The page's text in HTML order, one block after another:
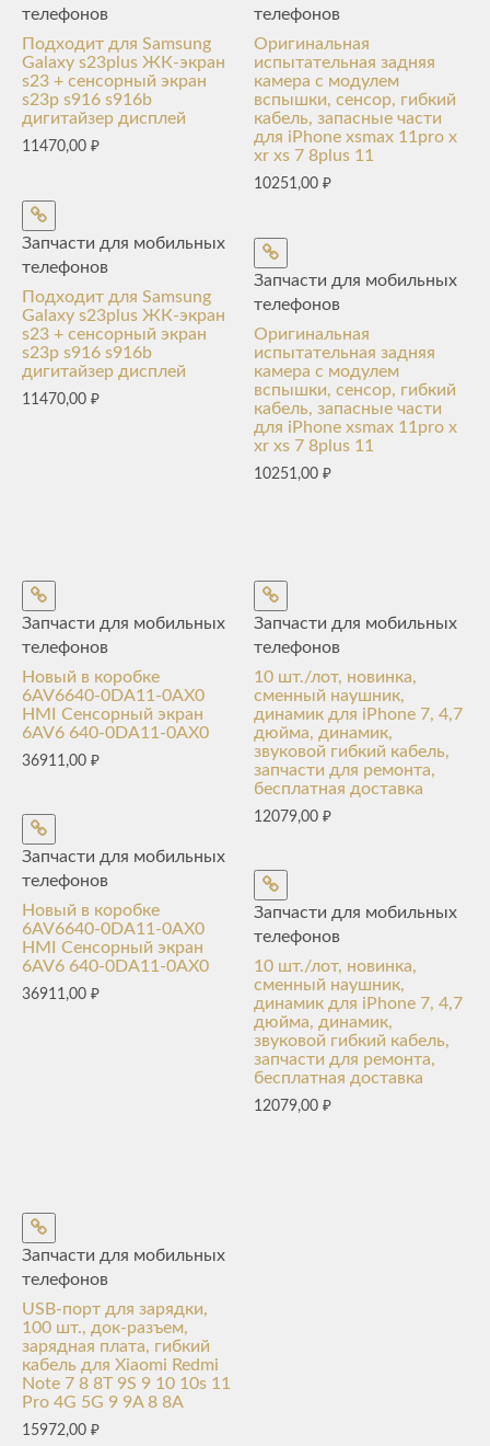
телефонов
Подходит для Samsung
Galaxy s23plus ЖК-экран
s23 + сенсорный экран
s23p s916 s916b
дигитайзер дисплей
11470,00 ₽
Запчасти для мобильных
телефонов
Подходит для Samsung
Galaxy s23plus ЖК-экран
s23 + сенсорный экран
s23p s916 s916b
дигитайзер дисплей
11470,00 ₽
телефонов
Оригинальная
испытательная задняя
камера с модулем
вспышки, сенсор, гибкий
кабель, запасные части
для iPhone xsmax 11pro x
xr xs 7 8plus 11
10251,00₽
Запчасти для мобильных
телефонов
Оригинальная
испытательная задняя
камера с модулем
вспышки, сенсор, гибкий
кабель, запасные части
для iPhone xsmax 11pro x
xr xs 7 8plus 11
10251,00₽
Запчасти для мобильных
телефонов
Новый в коробке
6AV6640-0DA11-0AX0
HMI Сенсорный экран
6AV6 640-0DA11-0AX0
36911,00 ₽
Запчасти для мобильных
телефонов
Новый в коробке
6AV6640-0DA11-0AX0
HMI Сенсорный экран
6AV6 640-0DA11-0AX0
36911,00 ₽
Запчасти для мобильных
телефонов
10 шт./лот, новинка,
сменный наушник,
динамик для iPhone 7, 4,7
дюйма, динамик,
звуковой гибкий кабель,
запчасти для ремонта,
бесплатная доставка
12079,00₽
Запчасти для мобильных
телефонов
10 шт./лот, новинка,
сменный наушник,
динамик для iPhone 7, 4,7
дюйма, динамик,
звуковой гибкий кабель,
запчасти для ремонта,
бесплатная доставка
12079,00₽
Запчасти для мобильных
телефонов
USB-порт для зарядки,
100 шт., док-разъем,
зарядная плата, гибкий
кабель для Xiaomi Redmi
Note 7 8 8T 9S 9 10 10s 11
Pro 4G 5G 9 9A 8 8A
15972,00 ₽